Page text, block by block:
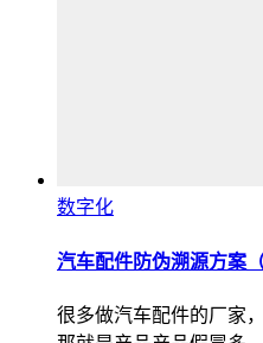
数字化
汽车配件防伪溯源方案（
很多做汽车配件的厂家